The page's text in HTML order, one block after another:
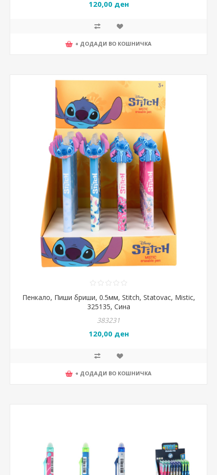
120,00 ден
+ ДОДАДИ ВО КОШНИЧКА
Пенкало, Пиши бриши, 0.5мм, Stitch, Statovac, Mistic,
325135, Сина
383231
120,00 ден
+ ДОДАДИ ВО КОШНИЧКА